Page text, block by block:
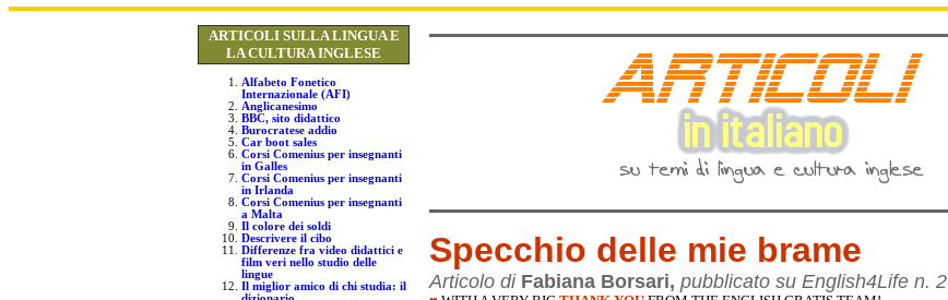
ARTICOLI SULLA LINGUA E
LA CULTURA INGLESE
Alfabeto Fonetico
Internazionale (AFI)
Anglicanesimo
BBC, sito didattico
Burocratese addio
Car boot sales
Corsi Comenius per insegnanti
in Galles
Corsi Comenius per insegnanti
in Irlanda
Corsi Comenius per insegnanti
a Malta
Il colore dei soldi
Descrivere il cibo
Differenze fra video didattici e
film veri nello studio delle
lingue
Il miglior amico di chi studia: il
Specchio delle mie brame
Articolo di Fabiana Borsari, pubblicato su English4Life n. 2